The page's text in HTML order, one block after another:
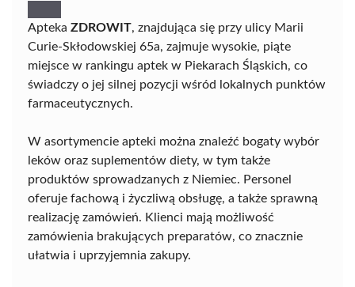
Apteka ZDROWIT, znajdująca się przy ulicy Marii
Curie-Skłodowskiej 65a, zajmuje wysokie, piąte
miejsce w rankingu aptek w Piekarach Śląskich, co
świadczy o jej silnej pozycji wśród lokalnych punktów
farmaceutycznych.
W asortymencie apteki można znaleźć bogaty wybór
leków oraz suplementów diety, w tym także
produktów sprowadzanych z Niemiec. Personel
oferuje fachową i życzliwą obsługę, a także sprawną
realizację zamówień. Klienci mają możliwość
zamówienia brakujących preparatów, co znacznie
ułatwia i uprzyjemnia zakupy.